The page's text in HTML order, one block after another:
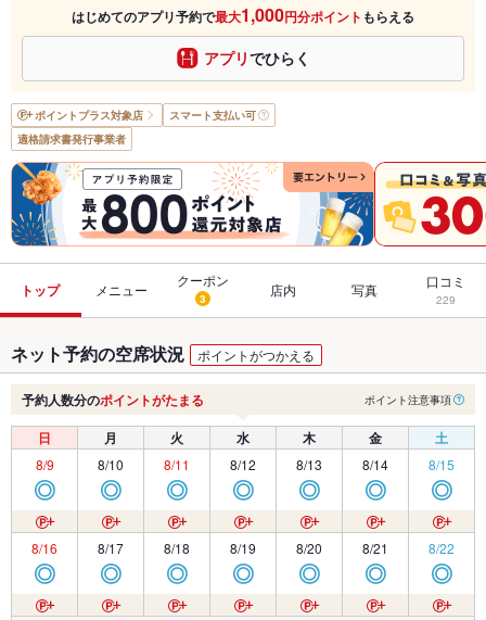
はじめてのアプリ予約で最大1,000円分ポイント もらえる
アプリでひらく
ポイントプラス対象店
スマート支払い可
適格請求書発行事業者
トップ メニュー
クーポン
3 店内 写真 口コミ
229
ネット予約の空席状況 ポイントがつかえる
予約人数分のポイントがたまる ポイント注意事項
日 月 火 水 木 金 土
8/9
◎
8/10
◎
8/11
◎
8/12
◎
8/13
◎
8/14
◎
8/15
◎
8/16
◎
8/17
◎
8/18
◎
8/19
◎
8/20
◎
8/21
◎
8/22
◎